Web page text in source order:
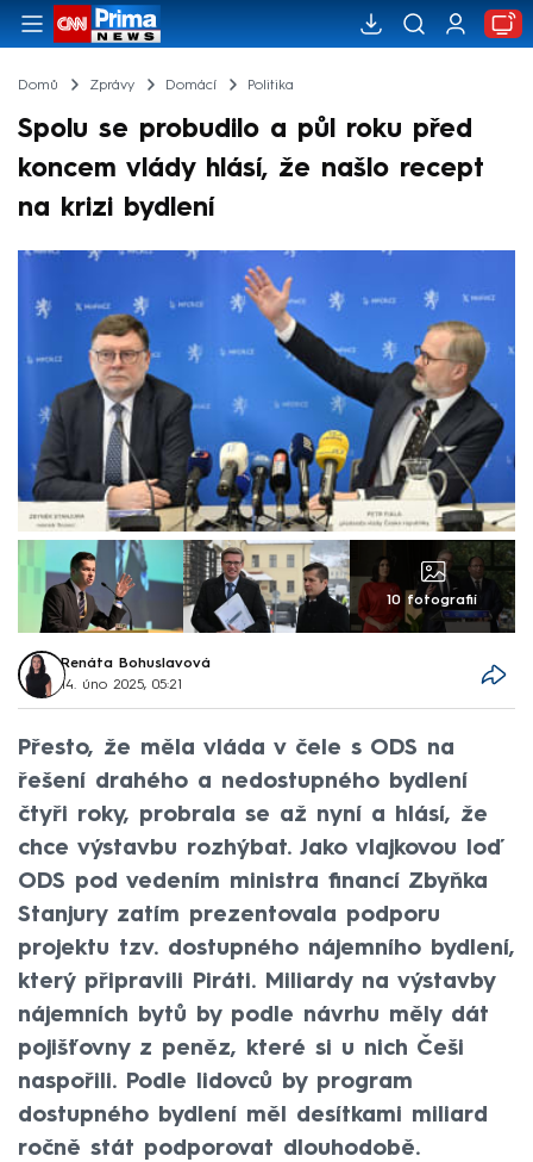
Domů Zprávy Domácí Politika
Spolu se probudilo a půl roku před
koncem vlády hlásí, že našlo recept
na krizi bydlení
10 fotografií
Renáta Bohuslavová
14. úno 2025, 05:21
Přesto, že měla vláda v čele s ODS na
řešení drahého a nedostupného bydlení
čtyři roky, probrala se až nyní a hlásí, že
chce výstavbu rozhýbat. Jako vlajkovou loď
ODS pod vedením ministra financí Zbyňka
Stanjury zatím prezentovala podporu
projektu tzv. dostupného nájemního bydlení,
který připravili Piráti. Miliardy na výstavby
nájemních bytů by podle návrhu měly dát
pojišťovny z peněz, které si u nich Češi
naspořili. Podle lidovců by program
dostupného bydlení měl desítkami miliard
ročně stát podporovat dlouhodobě.